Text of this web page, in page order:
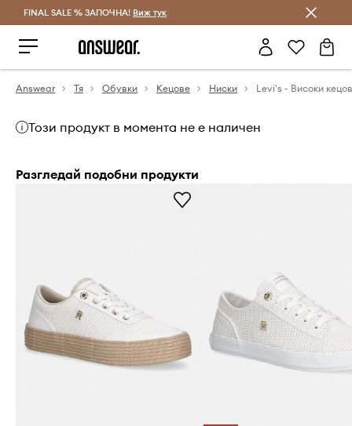
Спестявай с Answear Club
FINAL SALE % ЗАПОЧНА! Виж тук
Answear Тя Обувки Кецове Ниски Levi's - Високи
Този продукт в момента не е наличен
Разгледай подобни продукти